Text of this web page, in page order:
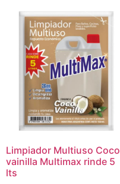
Limpiador Multiuso Coco
vainilla Multimax rinde 5
lts